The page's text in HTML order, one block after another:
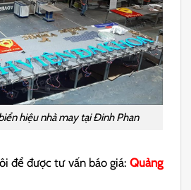
hiệu nhà may tại Đinh Phan
để được tư vấn báo giá: Quảng